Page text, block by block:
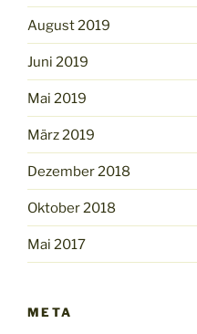
August 2019
Juni 2019
Mai 2019
März 2019
Dezember 2018
Oktober 2018
Mai 2017
META